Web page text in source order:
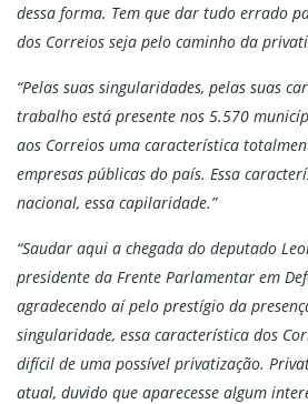
dessa forma. Tem que dar tudo errado
dos Correios seja pelo caminho da
“Pelas suas singularidades, pelas suas
trabalho está presente nos 5.570
aos Correios uma característica
empresas públicas do país. Essa
nacional, essa capilaridade.”
“Saudar aqui a chegada do deputado
presidente da Frente Parlamentar em
agradecendo aí pelo prestígio da
singularidade, essa característica dos
difícil de uma possível privatização.
atual, duvido que aparecesse algum